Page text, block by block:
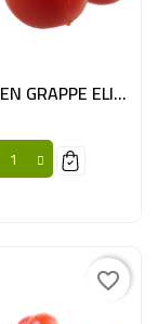
TOMATE EN GRAPPE ELITE 5KG BE
favorite_border